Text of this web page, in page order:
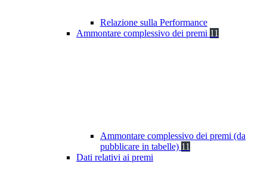
Relazione sulla Performance
Ammontare complessivo dei premi 11
Ammontare complessivo dei premi (da
pubblicare in tabelle) 11
Dati relativi ai premi